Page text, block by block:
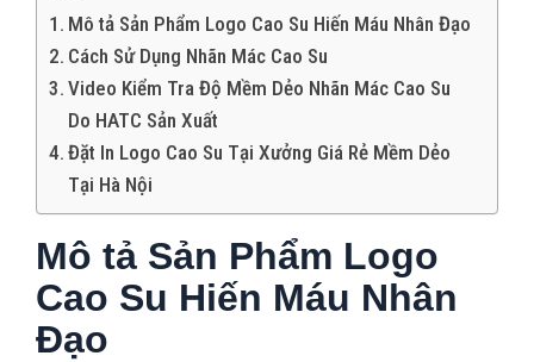
Mô tả Sản Phẩm Logo Cao Su Hiến Máu Nhân Đạo
Cách Sử Dụng Nhãn Mác Cao Su
Video Kiểm Tra Độ Mềm Dẻo Nhãn Mác Cao Su
Do HATC Sản Xuất
Đặt In Logo Cao Su Tại Xưởng Giá Rẻ Mềm Dẻo
Tại Hà Nội
Mô tả Sản Phẩm Logo
Cao Su Hiến Máu Nhân
Đạo